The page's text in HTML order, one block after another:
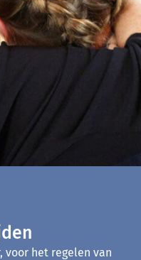
voor het regelen van